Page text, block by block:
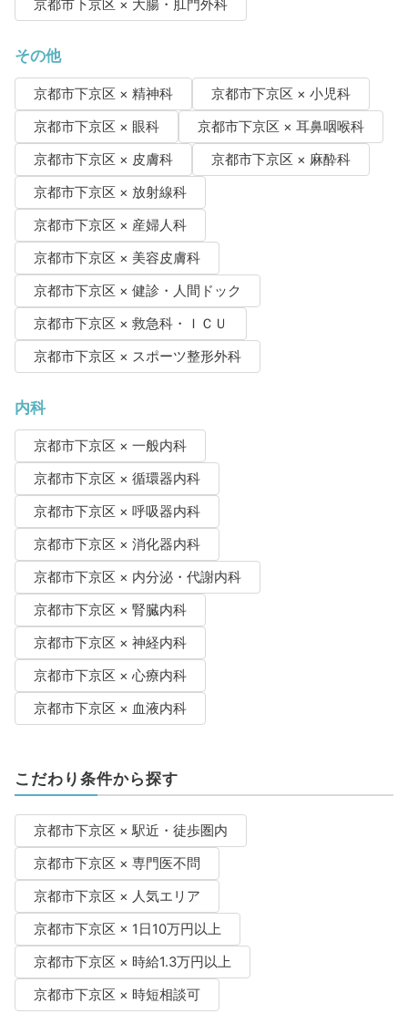
京都市下京区 × 大腸・肛門外科
その他
京都市下京区 × 精神科
京都市下京区 × 小児科
京都市下京区 × 眼科
京都市下京区 × 耳鼻咽喉科
京都市下京区 × 皮膚科
京都市下京区 × 麻酔科
京都市下京区 × 放射線科
京都市下京区 × 産婦人科
京都市下京区 × 美容皮膚科
京都市下京区 × 健診・人間ドック
京都市下京区 × 救急科・ＩＣＵ
京都市下京区 × スポーツ整形外科
内科
京都市下京区 × 一般内科
京都市下京区 × 循環器内科
京都市下京区 × 呼吸器内科
京都市下京区 × 消化器内科
京都市下京区 × 内分泌・代謝内科
京都市下京区 × 腎臓内科
京都市下京区 × 神経内科
京都市下京区 × 心療内科
京都市下京区 × 血液内科
こだわり条件から探す
京都市下京区 × 駅近・徒歩圏内
京都市下京区 × 専門医不問
京都市下京区 × 人気エリア
京都市下京区 × 1日10万円以上
京都市下京区 × 時給1.3万円以上
京都市下京区 × 時短相談可